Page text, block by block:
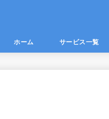
ホーム サービス一覧